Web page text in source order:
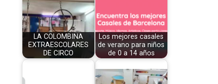
LA COLOMBINA
EXTRAESCOLARES
DE CIRCO
Los mejores casales
de verano para niños
de 0 a 14 años